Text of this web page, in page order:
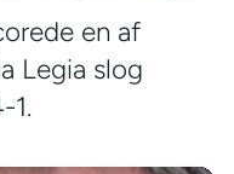
en af
Legia slog
1.